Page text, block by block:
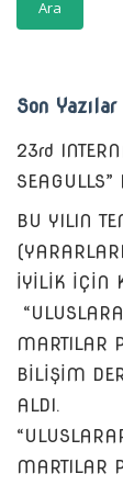
Son Yazılar
23rd
SEAGULLS”
BU YILIN
İYİLİK İÇİN
MARTILAR
BİLİŞİM
ALDI.
MARTILAR